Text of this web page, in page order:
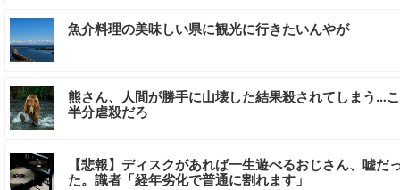
魚介料理の美味しい県に観光に行きたいんやが
熊さん、人間が勝手に山壊した結果殺されてしまう…
半分虐殺だろ
【悲報】ディスクがあれば一生遊べるおじさん、嘘だ
た。識者「経年劣化で普通に割れます」